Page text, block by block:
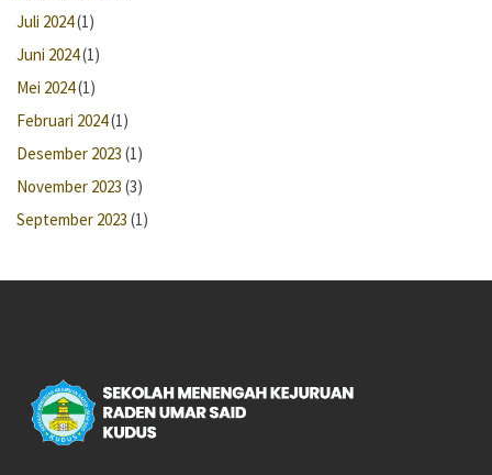
Juli 2024(1)
Juni 2024(1)
Mei 2024(1)
Februari 2024(1)
Desember 2023 (1)
November 2023 (3)
September 2023 (1)